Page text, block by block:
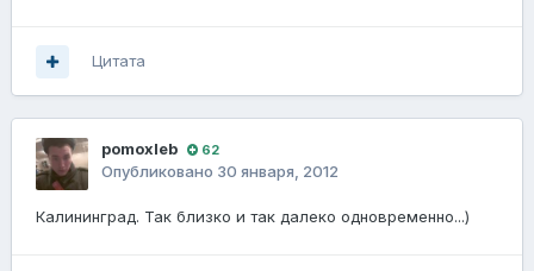
Цитата
pomoxleb 62
Опубликовано 30 января, 2012
Калининград. Так близко и так далеко одновременно...)